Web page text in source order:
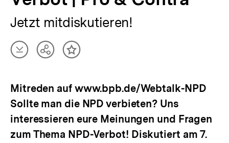
Jetzt mitdiskutieren!
Artikel
herunterladen
TeilenInhalt
Mitreden auf www.bpb.de/Webtalk-NPD
Sollte man die NPD verbieten? Uns
interessieren eure Meinungen und Fragen
zum Thema NPD-Verbot! Diskutiert am 7.